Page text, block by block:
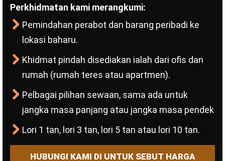
Perkhidmatan kami merangkumi:
Pemindahan perabot dan barang peribadi ke
lokasi baharu.
Khidmat pindah disediakan ialah dari ofis dan
rumah (rumah teres atau apartmen).
Pelbagai pilihan sewaan, sama ada untuk
jangka masa panjang atau jangka masa pendek
Lori 1 tan, lori 3 tan, lori 5 tan atau lori 10 tan.
HUBUNGI KAMI DI UNTUK SEBUT HARGA